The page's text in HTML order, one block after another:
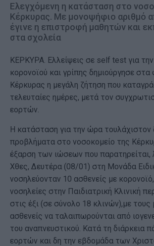
Ελεγχόμενη η κατάσταση στο
Κέρκυρας. Με μονοψήφιο αριθμό
έγινε η επιστροφή μαθητών και
στα σχολεία
ΚΕΡΚΥΡΑ. Ελλείψεις σε self test για την
κορονοϊού και γρίπης δημιούργησε
Κέρκυρας η μεγάλη ζήτηση που
τελευταίες ημέρες, μετά τον
εορτών.
Η κατάσταση για την ώρα τουλάχιστον
προβλήματα στο νοσοκομείο της
έξαρση των ιώσεων που παρατηρείται,
Χθες, Δευτέρα (08/01) στη Μονάδα
νοσηλεύονταν 10 ασθενείς με
νοσηλείες στην Παιδιατρική Κλινική
στις έξι (σε σύνολο 18 κλινών),με τους
ασθενείς να ταλαιπωρούνται από
του αναπνευστικού. Κατά τη διάρκεια
εορτών και δη την εβδομάδα των